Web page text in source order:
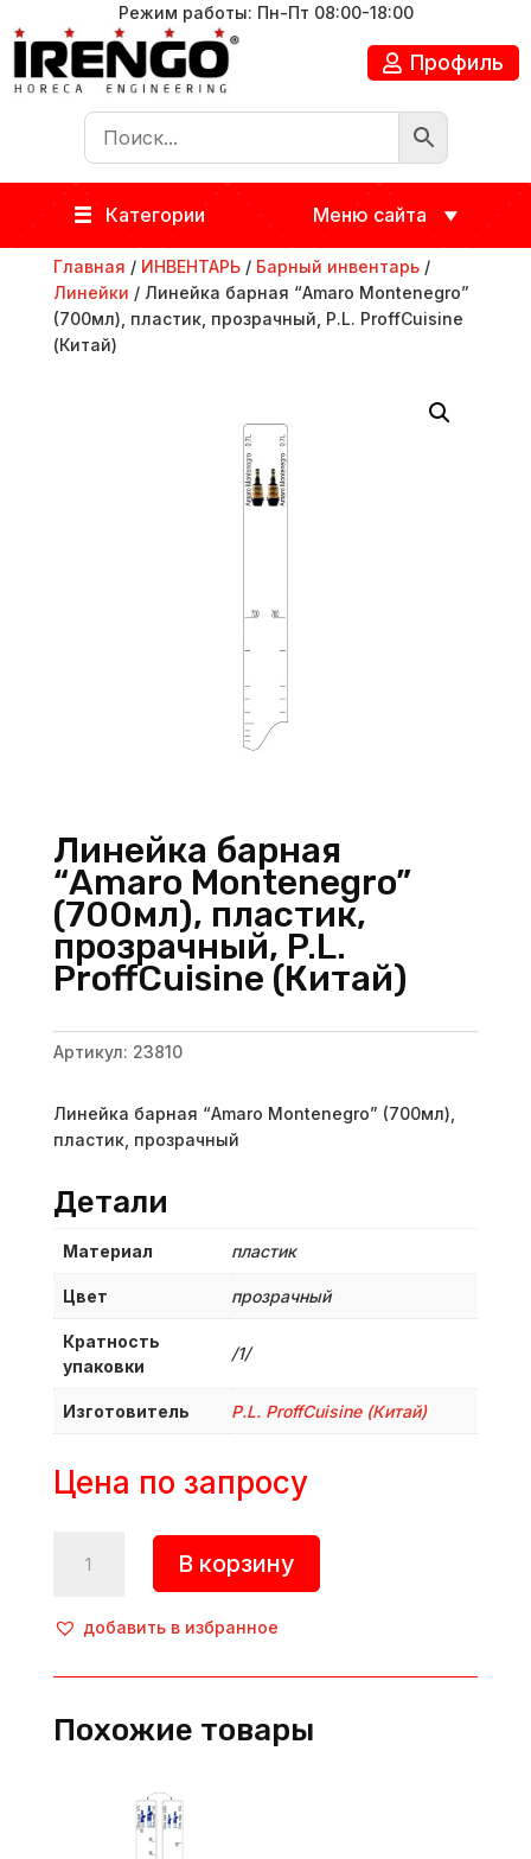
Режим работы: Пн-Пт 08:00-18:00
Профиль
Категории Меню сайта
Главная / ИНВЕНТАРЬ/ Барный инвентарь/
Линейки / Линейка барная “Amaro Montenegro”
(700мл), пластик, прозрачный, P.L. ProffСuisine
(Китай)
Линейка барная
“Amaro Montenegro”
(700мл), пластик,
прозрачный, P.L.
ProffСuisine (Китай)
Артикул: 23810
Линейка барная “Amaro Montenegro” (700мл),
пластик, прозрачный
Детали
Материал пластик
Цвет прозрачный
Кратность
упаковки
/1/
Изготовитель P.L. ProffСuisine (Китай)
Цена по запросу
товара
барная
Montenegro"
пластик,
ProffСuisine
В корзину
добавить в избранное
Похожие товары